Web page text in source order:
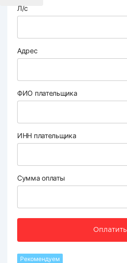
Л/с
Адрес
ФИО плательщика
ИНН плательщика
Сумма оплаты
Оплатить
Рекомендуем